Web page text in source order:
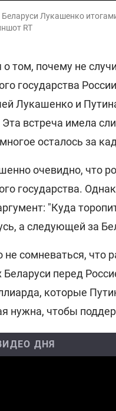
Беларуси Лукашенко
RT
о том, почему не
государства
Лукашенко и
Эта встреча имела
осталось за
очевидно, что
государства.
"Куда
а следующей за
сомневаться, что
Беларуси перед
которые
нужна, чтобы
ДНЯ